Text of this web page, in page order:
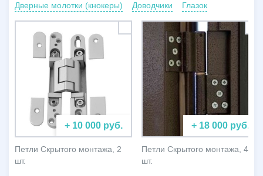
Дверные молотки (кнокеры)
Доводчики Глазок
+ 10 000 руб.
Петли Скрытого монтажа, 2
шт.
+ 18 000 руб.
Петли Скрытого монтажа, 4
шт.